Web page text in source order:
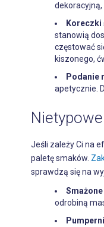
Koreczki
stanowią
częstować
kiszonego,
Podanie
apetycznie.
Jeśli zależy Ci na
paletę smaków.
sprawdzą się na
odrobiną